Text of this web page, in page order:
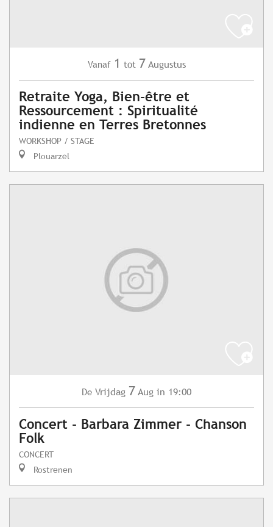
Vanaf 1 tot 7 Augustus
Retraite Yoga, Bien-être et
Ressourcement : Spiritualité
indienne en Terres Bretonnes
WORKSHOP / STAGE
Plouarzel
De Vrijdag 7 Aug in 19:00
Concert - Barbara Zimmer - Chanson
Folk
CONCERT
Rostrenen